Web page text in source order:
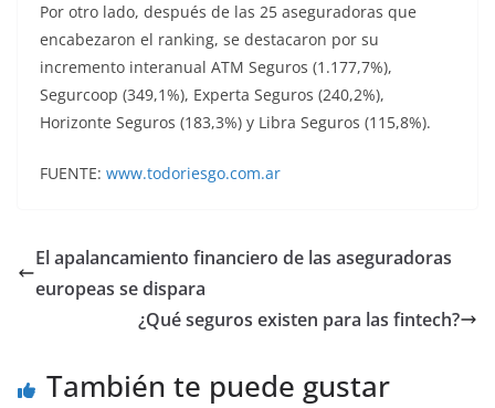
Por otro lado, después de las 25 aseguradoras que
encabezaron el ranking, se destacaron por su
incremento interanual ATM Seguros (1.177,7%),
Segurcoop (349,1%), Experta Seguros (240,2%),
Horizonte Seguros (183,3%) y Libra Seguros (115,8%).
FUENTE: www.todoriesgo.com.ar
El apalancamiento financiero de las aseguradoras
europeas se dispara
¿Qué seguros existen para las fintech?
También te puede gustar